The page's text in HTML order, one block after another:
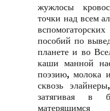
жужлосы
точки над всем
пособий по
планете и во
каши манной
поэзию, молока
сквозь
затягивая в
матерящимся